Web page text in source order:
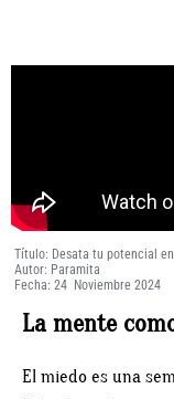
Título: Desata tu potencial
Autor: Paramita
Fecha: 24 Noviembre 2024
La mente
El miedo es una